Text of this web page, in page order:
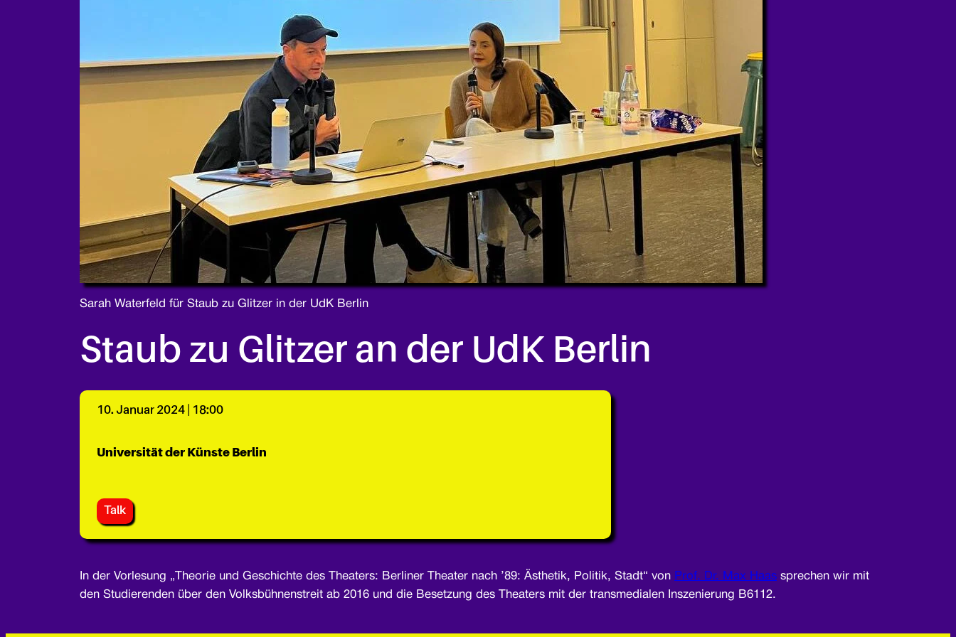
Sarah Waterfeld für Staub zu Glitzer in der UdK Berlin
Staub zu Glitzer an der UdK Berlin
10. Januar 2024 | 18:00
Universität der Künste Berlin
Talk
In der Vorlesung „Theorie und Geschichte des Theaters: Berliner Theater nach ’89: Ästhetik, Politik, Stadt“ von Prof. Dr. Max Haas sprechen wir mit
den Studierenden über den Volksbühnenstreit ab 2016 und die Besetzung des Theaters mit der transmedialen Inszenierung B6112.